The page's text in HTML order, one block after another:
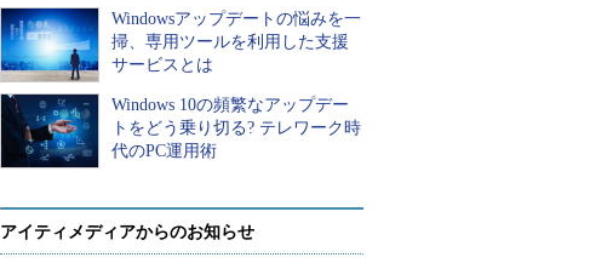
Windowsアップデートの悩みを一
掃、専用ツールを利用した支援
サービスとは
Windows 10の頻繁なアップデー
トをどう乗り切る? テレワーク時
代のPC運用術
アイティメディアからのお知らせ